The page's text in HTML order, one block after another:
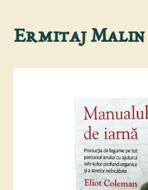
Sari
conținut
Ermitaj Malin